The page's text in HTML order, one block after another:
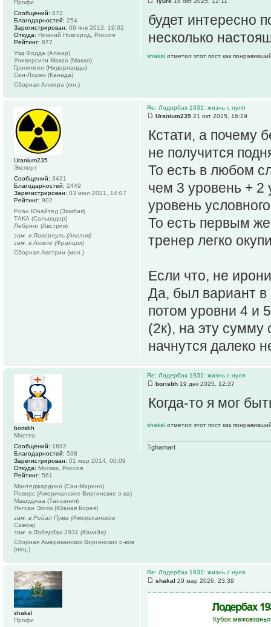
будет интересно
несколько
shakal отметил этот пост как
Профи
Сообщений: 872
Благодарностей: 254
Зарегистрирован: 09 янв 2013, 19:02
Откуда: Нижний Новгород, Россия
Рейтинг: 877
Уэд Фодда (Алжир)
Университи Макао (Макао)
Гронинген (Нидерланды)
Сен-Лорен (Канада)
Сборная Алжира (юн.)
Re: Лодербах 1931: жизнь с нуля
Uranium235 21 окт 2025, 16:29
Кстати, а почему
не получится
То есть в любом
чем 3 уровень + 2
уровень
То есть первым
тренер легко
Если что, не
Да, был вариант в
потом уровни 4 и
(2к), на эту
начнутся далеко
Uranium235
Эксперт
Сообщений: 3421
Благодарностей: 2449
Зарегистрирован: 03 июл 2021, 14:07
Рейтинг: 902
Роан Юнайтед (Замбия)
ТАКА (Сальвадор)
Лебринг (Австрия)
зам. в Ливерпуль (Англия)
зам. в Анжле (Франция)
Сборная Австрии (мол.)
Re: Лодербах 1931: жизнь с нуля
borisbh 19 дек 2025, 12:37
Когда-то я мог
shakal отметил этот пост как
Tghamart
borisbh
Мастер
Сообщений: 1692
Благодарностей: 538
Зарегистрирован: 01 мар 2014, 00:09
Откуда: Москва, Россия
Рейтинг: 561
Монтеджардино (Сан-Марино)
Роверс (Американские Виргинские о-ва)
Машуджаа (Танзания)
Янгсан Эогок (Южная Корея)
зам. в Ройал Пума (Американское
Самоа)
зам. в Лодербах 1931 (Канада)
Сборная Американских Виргинских о-вов
(нац.)
Re: Лодербах 1931: жизнь с нуля
shakal 29 мар 2026, 23:39
shakal
Профи